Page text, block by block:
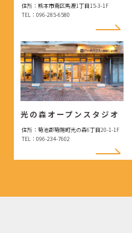
住所：熊本市南区馬渡1丁目15-3-1F
TEL：096-285-6580
光の森オープンスタジオ
住所：菊池郡菊陽町光の森6丁目20-1-1F
TEL：096-234-7602